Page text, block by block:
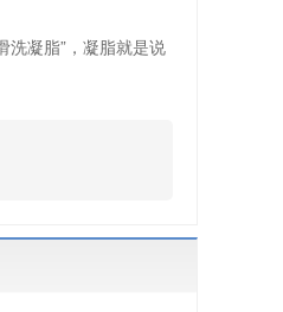
洗凝脂”，凝脂就是说